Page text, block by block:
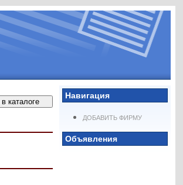
Навигация
ДОБАВИТЬ ФИРМУ
Объявления